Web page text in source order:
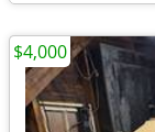
$4,000